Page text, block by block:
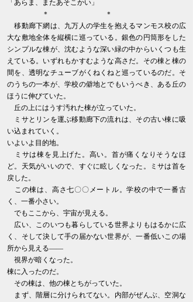
「あらま、またあそこかい」
＊ ＊
移動廊下網は、九万人の学生を抱えるマンモス校の広
大な敷地全体を縦横に巡っている。銀色の円筒形をした
シンプルな棟が、沈むような深い緑の中からいくつも生
えている。いずれもかすむような高さだ。その棟と棟の
間を、透明なチューブがくねくねと巡っているのだ。そ
のうちの一本が、学校の僻地とでもいうべき、ある丘の
ほうに伸びていた。
丘の上にはうす汚れた棟が立っていた。
ミサとリンを運ぶ移動廊下の流れは、その古い棟に吸
い込まれていく。
いよいよ目的地。
ミサは棟を見上げた。高い。首が痛くなりそうなほ
ど。天気がいいので、すぐに眩しくなった。ミサは首を
戻した。
この棟は、高さ七〇〇メートル。学校の中で一番古
く、一番小さい。
でもここから、宇宙が見える。
広い、このいつも暮らしている世界よりもはるかに広
く、そして決して手の届かない世界が、一番低いこの場
所から見える――
視界が暗くなった。
棟に入ったのだ。
その棟は、他の棟とちがっていた。
まず、階層に分けられてない。内部がぜんぶ、空洞な